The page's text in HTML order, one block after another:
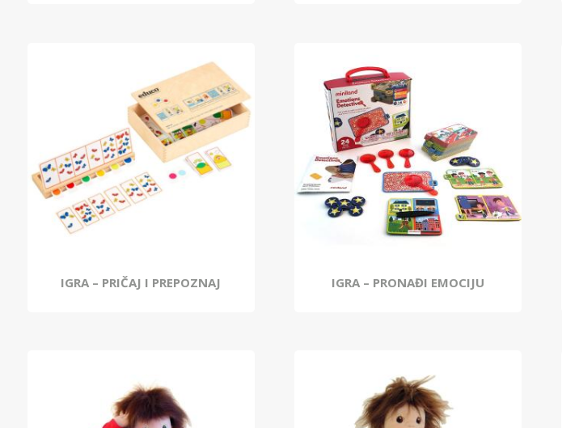
IGRA – PRIČAJ I PREPOZNAJ IGRA – PRONAĐI EMOCIJU